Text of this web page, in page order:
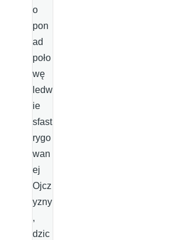
o
pon
ad
poło
wę
ledw
ie
sfast
rygo
wan
ej
Ojcz
yzny
,
dzic